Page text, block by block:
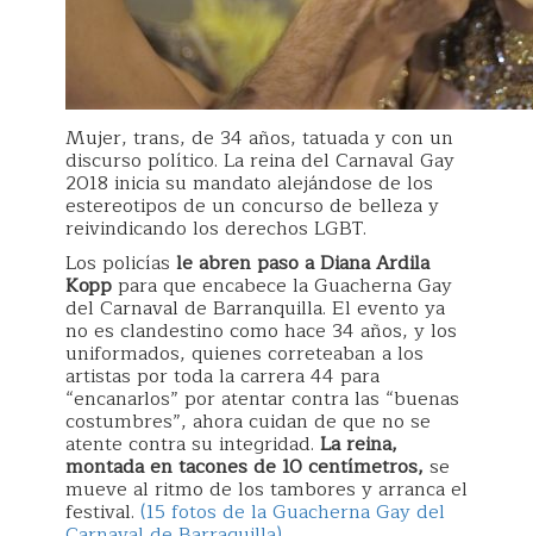
Mujer, trans, de 34 años, tatuada y con un
discurso político. La reina del Carnaval Gay
2018 inicia su mandato alejándose de los
estereotipos de un concurso de belleza y
reivindicando los derechos LGBT.
Los policías le abren paso a Diana Ardila
Kopppara que encabece la Guacherna Gay
del Carnaval de Barranquilla. El evento ya
no es clandestino como hace 34 años, y los
uniformados, quienes correteaban a los
artistas por toda la carrera 44 para
“encanarlos” por atentar contra las “buenas
costumbres”, ahora cuidan de que no se
atente contra su integridad. La reina,
montada en tacones de 10 centímetros, se
mueve al ritmo de los tambores y arranca el
festival. (15 fotos de la Guacherna Gay del